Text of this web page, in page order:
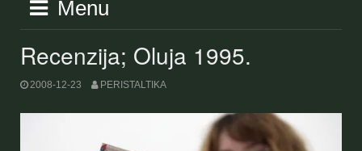
Menu
Recenzija; Oluja 1995.
2008-12-23 PERISTALTIKA